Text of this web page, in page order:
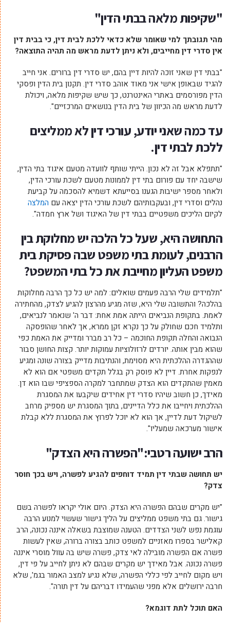
"שקיפות מלאה בבתי הדין"
מהי תגובתך למי שאומר שלא כדאי ללכת לבית דין, כי בבית דין
אין סדרי דין מחייבים, ולא ניתן לדעת מראש מה תהיה התוצאה?
"בבתי דין שאני זוכה להיות דיין בהם, יש סדרי דין ברורים. אני חייב
להגיד שבאופן אישי אני מאוד אוהב סדרי דין. תקנון בית הדין ופסקי
הדין מפורסמים באתרי האינטרנט, כך שיש שקיפות מלאה, ויכולת
לדעת מראש מה הכיוון של בית הדין בנושאים המרכזיים".
עד כמה שאני יודע, עורכי דין לא ממליצים
ללכת לבתי דין.
"תתפלא אבל זה לא נכון. הייתי שותף לוועדה מטעם איגוד בתי הדין,
שישבה יחד עם פורום בתי דין לממונות מטעם לשכת עורכי הדין,
ולאחר מספר ישיבות הגענו בסייעתא דשמיא להסכמה על קביעת
נהלים וסדרי דין, ובעקבותיהם לשכת עורכי הדין יצאה עם המלצה
לקיום הליכים משפטיים בבתי דין של האיגוד ושל ארץ חמדה".
התחושה היא, שעל כל הלכה יש מחלוקת בין
הרבנים, לעומת בתי משפט שבה פסיקת בית
משפט העליון מחייבת את כל בתי המשפט?
"תלמידים שלי הרבה פעמים שואלים: למה יש כל כך הרבה מחלוקות
בהלכה? והתשובה שלי היא, שזה מגיע מהרצון להגיע לצדק, מהחתירה
לאמת. בתקופת הנביאים הייתה אמת אחת: דבר ה' שנאמר לנביאים,
ותלמיד חכם שחולק על כך נקרא זקן ממרא, אך לאחר שהופסקה
הנבואה והחלה תקופת החוכמה – כל רב מברר ומדייק את האמת כפי
שהוא מבין אותה. יורדים לרזולוציות עמוקות יותר. קצות החושן סבור
שההגדרה ההלכתית היא מסוימת, והנתיבות מדייק בצורה שונה ומגיע
לנפקות אחרת. דיין לא פוסק רק בגלל תקדים משפטי אם הוא לא
מאמין שהתקדים הוא הצדק שמתחבר למקרה הספציפי שבו הוא דן.
מאידך, כן חשוב שיהיו סדרי דין אחידים שיקבעו את המסגרת
ההלכתית ויחייבו את כלל הדיינים, בתוך המסגרת יש מספיק מרחב
לשיקול דעת לדיין, אך הוא לא יוכל לפרוץ את המסגרת ללא קבלת
אישור מערכאה שמעליו".
הרב ישועה רטבי:"הפשרה היא הצדק"
יש תחושה שבתי דין תמיד דוחפים להגיע לפשרה, ויש בכך חוסר
צדק?
"יש מקרים שבהם הפשרה היא הצדק. היום אולי יקראו לפשרה בשם
גישור. גם בתי משפט ממליצים על הליך גישור שעשוי למנוע הרבה
עוגמת נפש לשני הצדדים. הטענה שמוצבת בשאלה איננה נכונה, הרב
קאלישר בספרו מאזניים למשפט כותב בצורה ברורה, שאין לעשות
פשרה אם הפשרה מובילה לאי צדק, פשרה שיש בה עוול מוסרי איננה
פשרה נכונה. אבל מאידך יש מקרים שבהם לא ניתן לחייב על פי דין,
ויש מקום לחייב לפי כללי הפשרה, שלא נגיע למצב האמור בגמ', שלא
חרבה ירושלים אלא מפני שהעמידו דבריהם על דין תורה".
האם תוכל לתת דוגמא?